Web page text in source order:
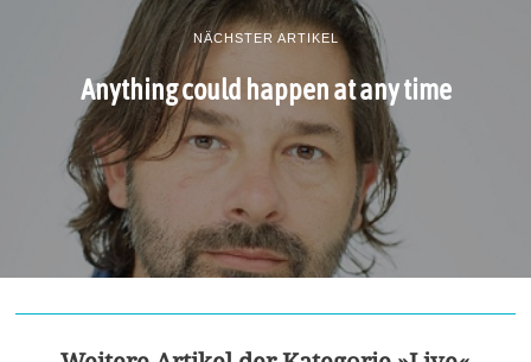
NÄCHSTER ARTIKEL
Anything could happen at any time